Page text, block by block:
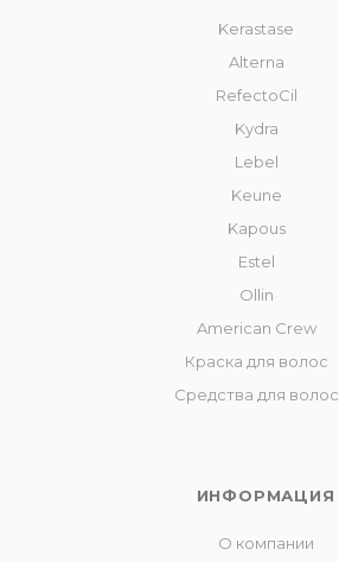
Kerastase
Alterna
RefectoCil
Kydra
Lebel
Keune
Kapous
Estel
Ollin
American Crew
Краска для волос
Средства для волос
ИНФОРМАЦИЯ
О компании